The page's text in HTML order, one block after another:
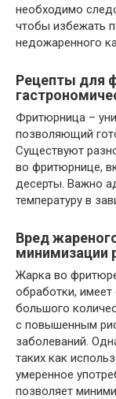
необходимо
чтобы избежать
недожаренного
Рецепты для
Фритюрница –
позволяющий
Существуют
во фритюрнице,
десерты. Важно
температуру в
Вред
минимизации
Жарка во
обработки, имеет
большого
с повышенным
заболеваний.
таких как
умеренное
позволяет